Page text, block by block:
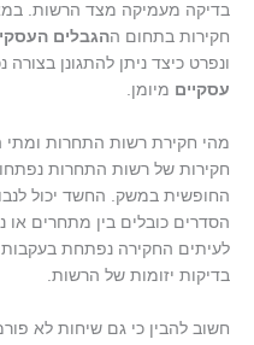
בדיקה מעמיקה מצד הרשות.
חקירות בתחום ההגבלים
ונפרט כיצד ניתן להתגונן
עסקיים מיומן.
מהי חקירת רשות התחרות
חקירות של רשות התחרות
החופשית במשק. החשד יכול
הסדרים כובלים בין מתחרים או
לעיתים החקירה נפתחת בעקבות
בדיקות יזומות של הרשות.
חשוב להבין כי גם שיחות לא